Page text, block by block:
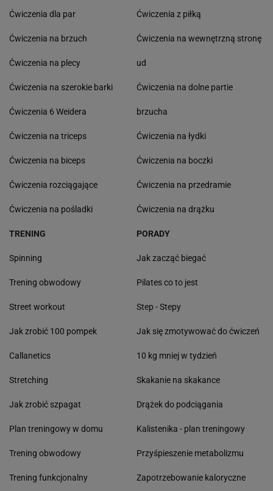
Ćwiczenia dla par
Ćwiczenia na brzuch
Ćwiczenia na plecy
Ćwiczenia na szerokie barki
Ćwiczenia 6 Weidera
Ćwiczenia na triceps
Ćwiczenia na biceps
Ćwiczenia rozciągające
Ćwiczenia na pośladki
Ćwiczenia z piłką
Ćwiczenia na wewnętrzną stronę
ud
Ćwiczenia na dolne partie
brzucha
Ćwiczenia na łydki
Ćwiczenia na boczki
Ćwiczenia na przedramie
Ćwiczenia na drążku
TRENING
Spinning
Trening obwodowy
Street workout
Jak zrobić 100 pompek
Callanetics
Stretching
Jak zrobić szpagat
Plan treningowy w domu
Trening obwodowy
Trening funkcjonalny
PORADY
Jak zacząć biegać
Pilates co to jest
Step - Stepy
Jak się zmotywować do ćwiczeń
10 kg mniej w tydzień
Skakanie na skakance
Drążek do podciągania
Kalistenika - plan treningowy
Przyśpieszenie metabolizmu
Zapotrzebowanie kaloryczne